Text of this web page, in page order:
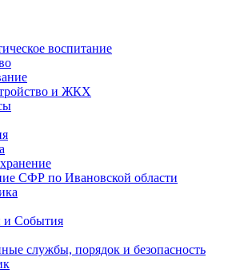
воспитание
и ЖКХ
СФР по Ивановской области
События
службы, порядок и безопасность